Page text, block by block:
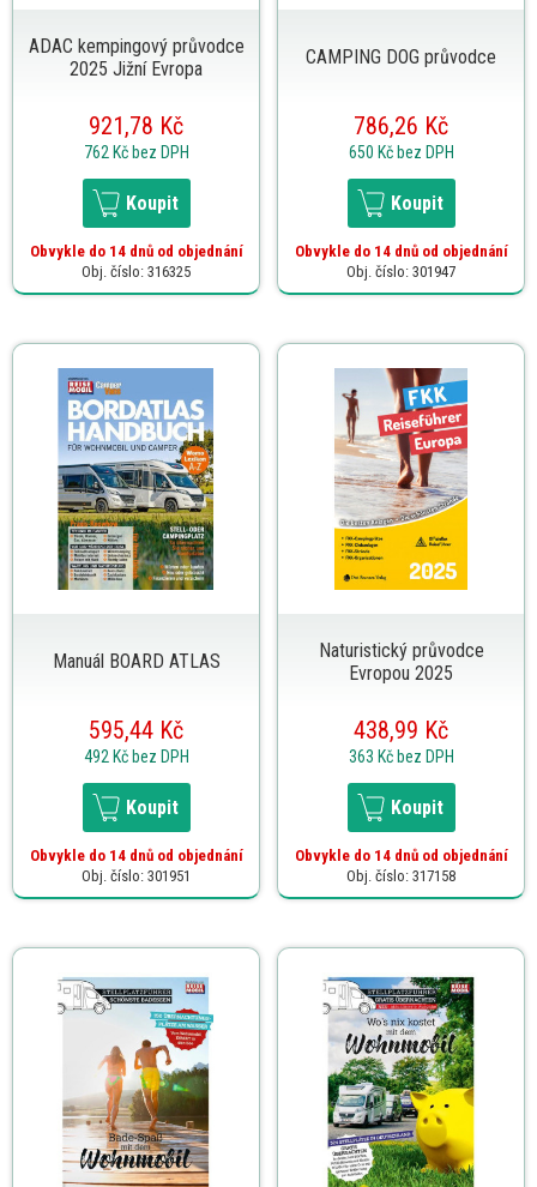
ADAC kempingový průvodce
2025 Jižní Evropa
921,78 Kč
762 Kč bez DPH
Koupit
Obvykle do 14 dnů od objednání
Obj. číslo: 316325
CAMPING DOG průvodce
786,26 Kč
650 Kč bez DPH
Koupit
Obvykle do 14 dnů od objednání
Obj. číslo: 301947
Manuál BOARD ATLAS
595,44 Kč
492 Kč bez DPH
Koupit
Obvykle do 14 dnů od objednání
Obj. číslo: 301951
Naturistický průvodce
Evropou 2025
438,99 Kč
363 Kč bez DPH
Koupit
Obvykle do 14 dnů od objednání
Obj. číslo: 317158